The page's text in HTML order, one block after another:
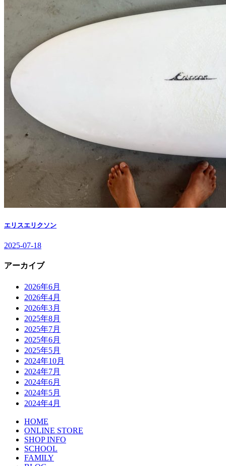
エリスエリクソン
2025-07-18
アーカイブ
2026年6月
2026年4月
2026年3月
2025年8月
2025年7月
2025年6月
2025年5月
2024年10月
2024年7月
2024年6月
2024年5月
2024年4月
HOME
ONLINE STORE
SHOP INFO
SCHOOL
FAMILY